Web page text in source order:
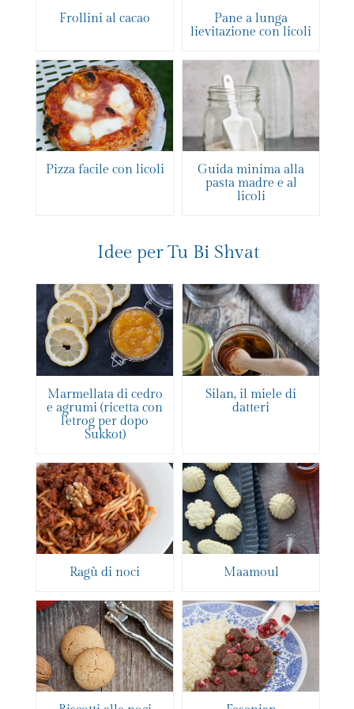
Frollini al cacao
Pane a lunga
lievitazione con licoli
Pizza facile con licoli
Guida minima alla
pasta madre e al
licoli
Idee per Tu Bi Shvat
Marmellata di cedro
e agrumi (ricetta con
l’etrog per dopo
Sukkot)
Silan, il miele di
datteri
Ragù di noci Maamoul